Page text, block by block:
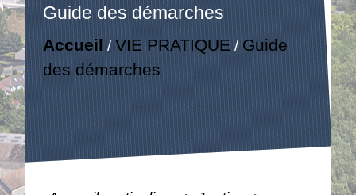
Guide des démarches
Accueil /VIE PRATIQUE / Guide
des démarches